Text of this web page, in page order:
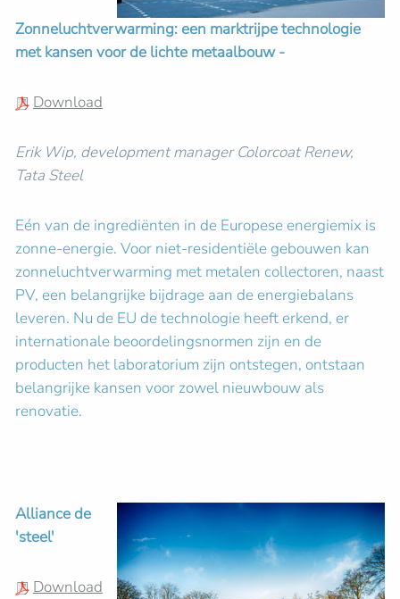
Zonneluchtverwarming: een marktrijpe technologie
met kansen voor de lichte metaalbouw -
Download
Erik Wip, development manager Colorcoat Renew,
Tata Steel
Eén van de ingrediënten in de Europese energiemix is
zonne-energie. Voor niet-residentiële gebouwen kan
zonneluchtverwarming met metalen collectoren, naast
PV, een belangrijke bijdrage aan de energiebalans
leveren. Nu de EU de technologie heeft erkend, er
internationale beoordelingsnormen zijn en de
producten het laboratorium zijn ontstegen, ontstaan
belangrijke kansen voor zowel nieuwbouw als
renovatie.
Alliance de
'steel'
Download